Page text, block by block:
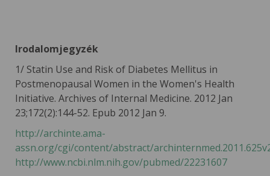
Irodalomjegyzék
1/ Statin Use and Risk of Diabetes Mellitus in
Postmenopausal Women in the Women's Health
Initiative. Archives of Internal Medicine. 2012 Jan
23;172(2):144-52. Epub 2012 Jan 9.
http://archinte.ama-
assn.org/cgi/content/abstract/
http://www.ncbi.nlm.nih.gov/pubmed/22231607